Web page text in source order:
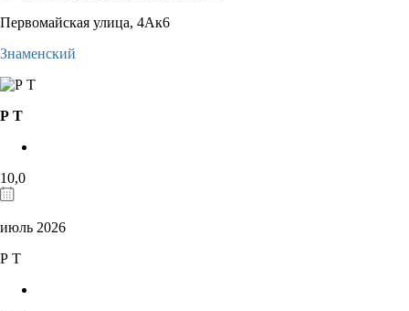
Первомайская улица, 4Ак6
Знаменский
Р Т
10,0
июль 2026
Р Т